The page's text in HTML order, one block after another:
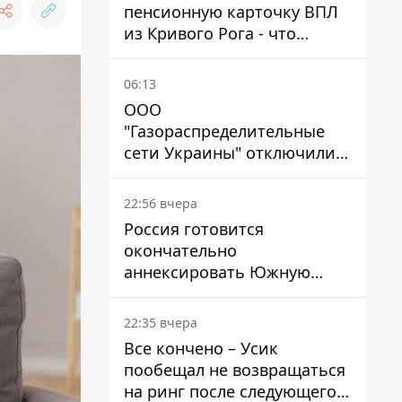
пенсионную карточку ВПЛ
из Кривого Рога - что
решил суд
06:13
ООО
"Газораспределительные
сети Украины" отключили
львовянке газ - что решил
суд
22:56 вчера
Россия готовится
окончательно
аннексировать Южную
Осетию – страны НАТО
обеспокоены
22:35 вчера
Все кончено – Усик
пообещал не возвращаться
на ринг после следующего